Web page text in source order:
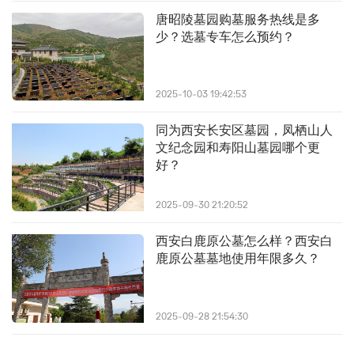
唐昭陵墓园购墓服务热线是多
少？选墓专车怎么预约？
2025-10-03 19:42:53
同为西安长安区墓园，凤栖山人
文纪念园和寿阳山墓园哪个更
好？
2025-09-30 21:20:52
西安白鹿原公墓怎么样？西安白
鹿原公墓墓地使用年限多久？
2025-09-28 21:54:30